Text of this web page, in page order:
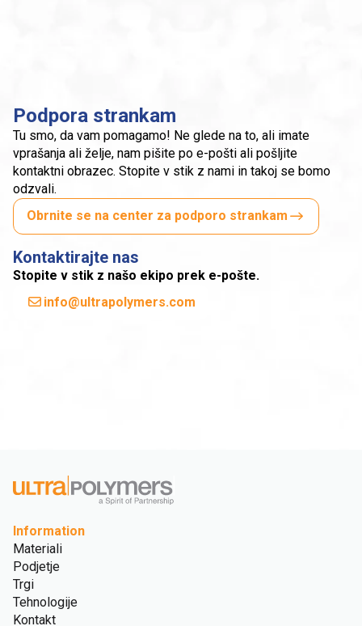
Podpora strankam
Tu smo, da vam pomagamo! Ne glede na to, ali imate
vprašanja ali želje, nam pišite po e-pošti ali pošljite
kontaktni obrazec. Stopite v stik z nami in takoj se bomo
odzvali.
Obrnite se na center za podporo strankam
Kontaktirajte nas
Stopite v stik z našo ekipo prek e-pošte.
info@ultrapolymers.com
Information
Materiali
Podjetje
Trgi
Tehnologije
Kontakt